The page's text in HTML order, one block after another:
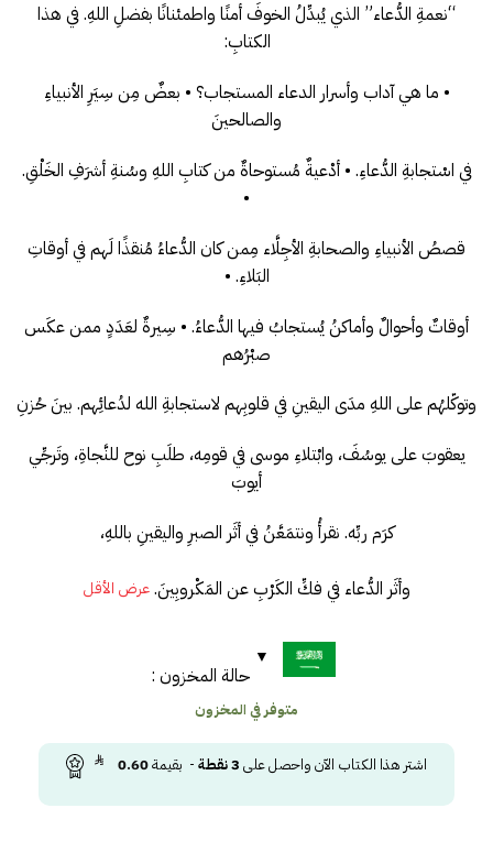
“نعمةِ الدُّعاء” الذي يُبدِّلُ الخوفَ أمنًا واطمئنانًا بفضلِ اللهِ. في هذا
الكتابِ:
• ما هي آداب وأسرار الدعاء المستجاب؟ • بعضٌ مِن سِيَرِ الأنبياءِ
والصالحينَ
في اسْتجابةِ الدُّعاءِ. • أدْعيةٌ مُستوحاةٌ من كتابِ اللهِ وسُنةِ أشرَفِ الخَلْقِ.
•
قصصُ الأنبياءِ والصحابةِ الأجِلَّاء مِمن كان الدُّعاءُ مُنقذًا لَهم في أوقاتِ
البَلاءِ. •
أوقاتٌ وأحوالٌ وأماكنُ يُستجابُ فيها الدُّعاءُ. • سِيرةٌ لعَدَدٍ ممن عكَس
صبْرُهم
وتوكّلهُم على اللهِ مدَى اليقينِ في قلوبِهم لاستجابةِ الله لدُعائِهم. بينَ حُزنِ
يعقوبَ على يوسُفَ، وابْتلاءِ موسى في قومِه، طلَبِ نوح للنَّجاةِ، وتَرجِّي
أيوبَ
كرَم ربِّه. نقرأُ ونتمَعَّنُ في أثَر الصبرِ واليقينِ باللهِ،
وأثَر الدُّعاء في فكِّ الكَرْبِ عن المَكْروبِينَ.عرض الأقل
حالة المخزون :
متوفر في المخزون
اشتر هذا الكتاب الآن واحصل على 3نقطة- بقيمة0.60